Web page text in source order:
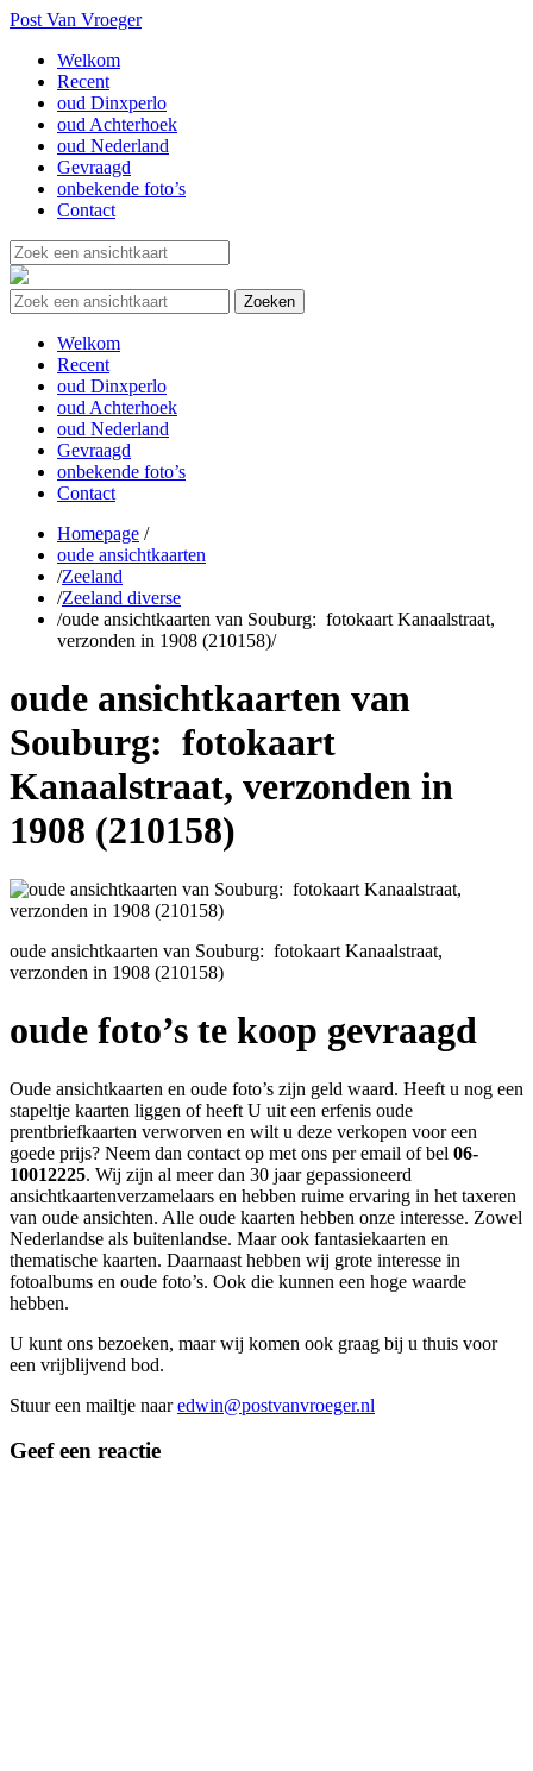
Post Van Vroeger
Welkom
Recent
oud Dinxperlo
oud Achterhoek
oud Nederland
Gevraagd
onbekende foto’s
Contact
Welkom
Recent
oud Dinxperlo
oud Achterhoek
oud Nederland
Gevraagd
onbekende foto’s
Contact
Homepage /
oude ansichtkaarten
/Zeeland
/Zeeland diverse
/oude ansichtkaarten van Souburg: fotokaart Kanaalstraat,
verzonden in 1908 (210158)/
oude ansichtkaarten van
Souburg: fotokaart
Kanaalstraat, verzonden in
1908 (210158)
oude ansichtkaarten van Souburg: fotokaart Kanaalstraat,
verzonden in 1908 (210158)
oude foto’s te koop gevraagd
Oude ansichtkaarten en oude foto’s zijn geld waard. Heeft u nog een
stapeltje kaarten liggen of heeft U uit een erfenis oude
prentbriefkaarten verworven en wilt u deze verkopen voor een
goede prijs? Neem dan contact op met ons per email of bel 06-
10012225. Wij zijn al meer dan 30 jaar gepassioneerd
ansichtkaartenverzamelaars en hebben ruime ervaring in het taxeren
van oude ansichten. Alle oude kaarten hebben onze interesse. Zowel
Nederlandse als buitenlandse. Maar ook fantasiekaarten en
thematische kaarten. Daarnaast hebben wij grote interesse in
fotoalbums en oude foto’s. Ook die kunnen een hoge waarde
hebben.
U kunt ons bezoeken, maar wij komen ook graag bij u thuis voor
een vrijblijvend bod.
Stuur een mailtje naaredwin@postvanvroeger.nl
Geef een reactie